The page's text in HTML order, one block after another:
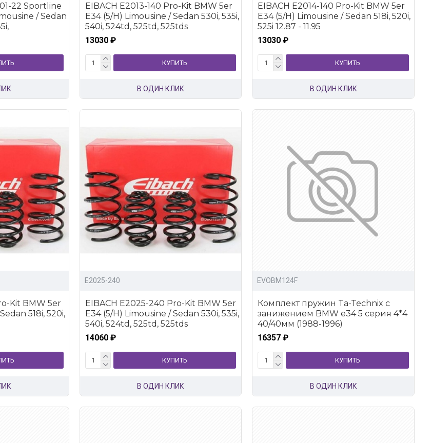
22 Sportline
/ Sedan
EIBACH E2013-140 Pro-Kit BMW 5er
E34 (5/H) Limousine / Sedan 530i, 535i,
540i, 524td, 525td, 525tds
13030 ₽
КУПИТЬ
В ОДИН КЛИК
EIBACH E2014-140 Pro-Kit BMW 5er
E34 (5/H) Limousine / Sedan 518i, 520i,
525i 12.87 - 11.95
13030 ₽
КУПИТЬ
В ОДИН КЛИК
Kit BMW 5er
518i, 520i,
E2025-240
EIBACH E2025-240 Pro-Kit BMW 5er
E34 (5/H) Limousine / Sedan 530i, 535i,
540i, 524td, 525td, 525tds
14060 ₽
КУПИТЬ
В ОДИН КЛИК
EVOBM124F
Комплект пружин Ta-Technix с
занижением BMW e34 5 серия 4*4
40/40мм (1988-1996)
16357 ₽
КУПИТЬ
В ОДИН КЛИК